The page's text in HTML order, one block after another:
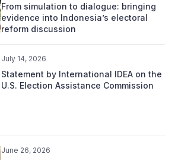
From simulation to dialogue: bringing
evidence into Indonesia’s electoral
reform discussion
July 14, 2026
Statement by International IDEA on the
U.S. Election Assistance Commission
June 26, 2026